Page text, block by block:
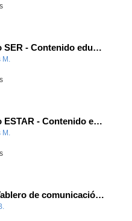
Presente verbo SER - Contenido educativo
Presente verbo ESTAR - Contenido educativo
Seminario 12 Tablero de comunicación VERBO